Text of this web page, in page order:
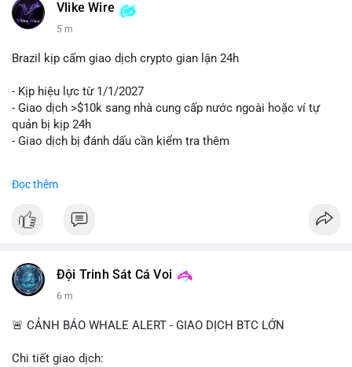
Vlike Wire
5 m
Brazil kịp cấm giao dịch crypto gian lận 24h
- Kịp hiệu lực từ 1/1/2027
- Giao dịch >$10k sang nhà cung cấp nước ngoài hoặc ví tự
quản bị kịp 24h
- Giao dịch bị đánh dấu cần kiểm tra thêm
📰 Nguồn: Cointelegraph
Đọc thêm
Đội Trinh Sát Cá Voi
6 m
🚨 CẢNH BÁO WHALE ALERT - GIAO DỊCH BTC LỚN
Chi tiết giao dịch: